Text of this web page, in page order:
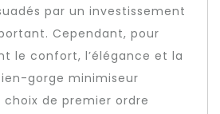
par un investissement
Cependant, pour
le confort, l’élégance et la
gorge minimiseur
de premier ordre